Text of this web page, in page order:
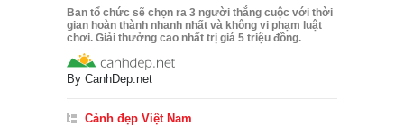
Ban tổ chức sẽ chọn ra 3 người thắng cuộc với thời
gian hoàn thành nhanh nhất và không vi phạm luật
chơi. Giải thưởng cao nhất trị giá 5 triệu đồng.
By CanhDep.net
Cảnh đẹp Việt Nam